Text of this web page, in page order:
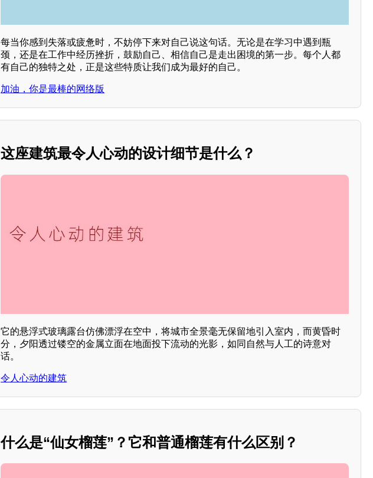
每当你感到失落或疲惫时，不妨停下来对自己说这句话。无论是在学习中遇到瓶
颈，还是在工作中经历挫折，鼓励自己、相信自己是走出困境的第一步。每个人都
有自己的独特之处，正是这些特质让我们成为最好的自己。
加油，你是最棒的网络版
这座建筑最令人心动的设计细节是什么？
它的悬浮式玻璃露台仿佛漂浮在空中，将城市全景毫无保留地引入室内，而黄昏时
分，夕阳透过镂空的金属立面在地面投下流动的光影，如同自然与人工的诗意对
话。
令人心动的建筑
什么是“仙女榴莲”？它和普通榴莲有什么区别？